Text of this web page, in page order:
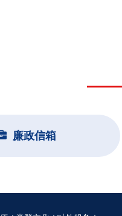
廉政信箱